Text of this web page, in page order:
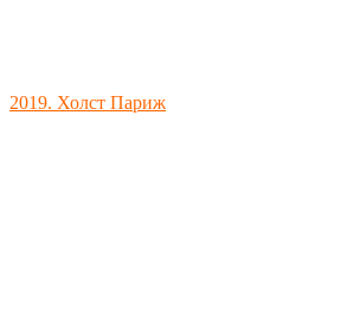
2019. Холст Париж